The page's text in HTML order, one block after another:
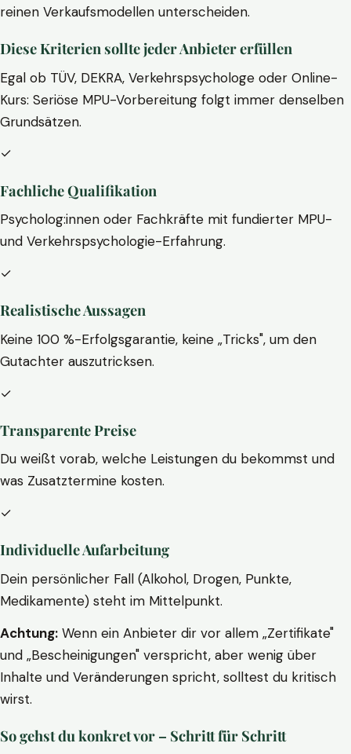
reinen Verkaufsmodellen unterscheiden.
Diese Kriterien sollte jeder Anbieter erfüllen
Egal ob TÜV, DEKRA, Verkehrspsychologe oder Online-
Kurs: Seriöse MPU-Vorbereitung folgt immer denselben
Grundsätzen.
✓
Fachliche Qualifikation
Psycholog:innen oder Fachkräfte mit fundierter MPU-
und Verkehrspsychologie-Erfahrung.
✓
Realistische Aussagen
Keine 100 %-Erfolgsgarantie, keine „Tricks", um den
Gutachter auszutricksen.
✓
Transparente Preise
Du weißt vorab, welche Leistungen du bekommst und
was Zusatztermine kosten.
✓
Individuelle Aufarbeitung
Dein persönlicher Fall (Alkohol, Drogen, Punkte,
Medikamente) steht im Mittelpunkt.
Achtung: Wenn ein Anbieter dir vor allem „Zertifikate"
und „Bescheinigungen" verspricht, aber wenig über
Inhalte und Veränderungen spricht, solltest du kritisch
wirst.
So gehst du konkret vor – Schritt für Schritt